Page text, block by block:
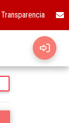
Transparencia